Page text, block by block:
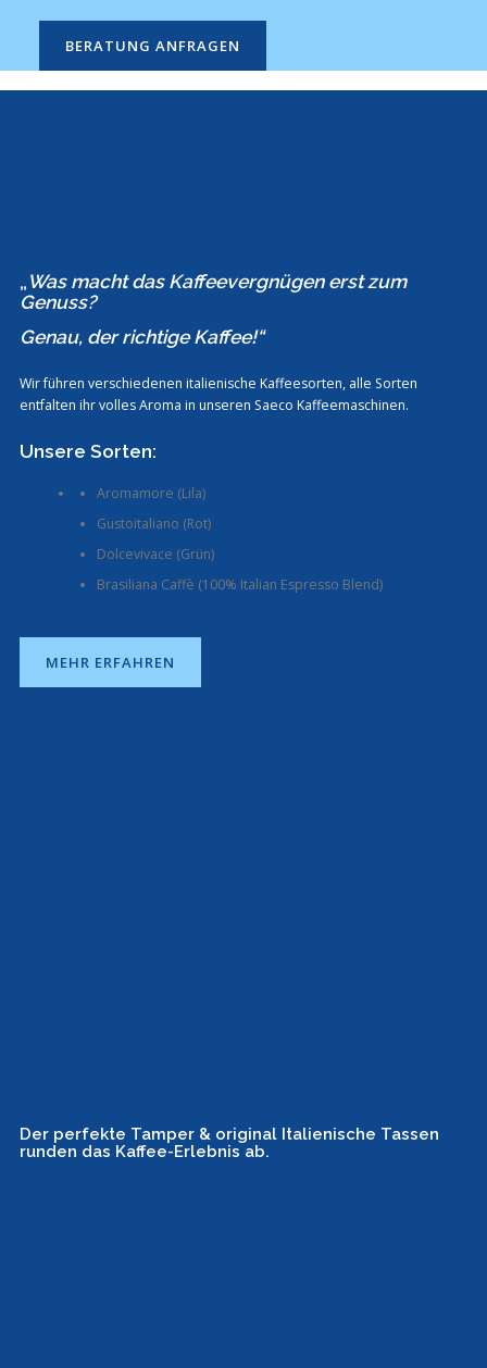
BERATUNG ANFRAGEN
„ Was macht das Kaffeevergnügen erst zum
Genuss?
Genau, der richtige Kaffee!“
Wir führen verschiedenen italienische Kaffeesorten, alle Sorten
entfalten ihr volles Aroma in unseren Saeco Kaffeemaschinen.
Unsere Sorten:
Aromamore (Lila)
Gustoitaliano (Rot)
Dolcevivace (Grün)
Brasiliana Caffè (100% Italian Espresso Blend)
MEHR ERFAHREN
Der perfekte Tamper & original Italienische Tassen
runden das Kaffee-Erlebnis ab.